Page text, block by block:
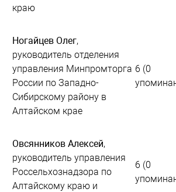
краю
Ногайцев Олег,
руководитель отделения
управления Минпромторга
России по Западно-
Сибирскому району в
Алтайском крае
6 (0
Овсянников Алексей,
руководитель управления
Россельхознадзора по
Алтайскому краю и
6 (0